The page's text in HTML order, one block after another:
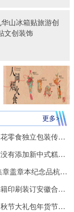
山冰箱贴旅游创
文创装饰
更多>
公和堂狮子头安徽合肥特产手工香酥麻花零食独立包装传统老式糕点
合肥特产老字号非遗小鳖烧饼手工制作没有添加新中式糕点伴手礼
3D立体镂空纸雕笔记本景区旅游打卡集章盖章本纪念品杭州合肥昆明武汉城市文创本可定制集章册景点北京logo
打印资料网上打印a3卷子a4文件胶装书籍印刷装订安徽合肥同城服务
安徽特产大全礼盒合肥黄山零食小吃中秋节大礼包年货节送伴手礼品